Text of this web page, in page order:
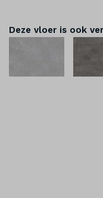
Deze vloer is ook